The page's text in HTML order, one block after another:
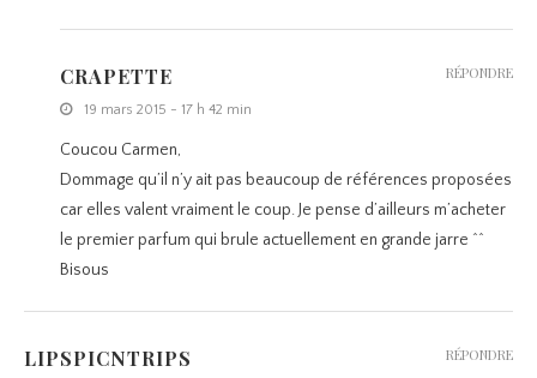
CRAPETTE
19 mars 2015 - 17 h 42 min
Coucou Carmen,
Dommage qu’il n’y ait pas beaucoup de références proposées
car elles valent vraiment le coup. Je pense d’ailleurs m’acheter
le premier parfum qui brule actuellement en grande jarre ^^
Bisous
RÉPONDRE
LIPSPICNTRIPS RÉPONDRE